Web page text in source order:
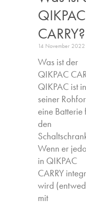
QIKPAC
CARRY?
14 November 2022
Was ist der
QIKPAC
QIKPAC ist in
seiner
eine Batterie
den
Wenn er
in QIKPAC
CARRY
wird
mit